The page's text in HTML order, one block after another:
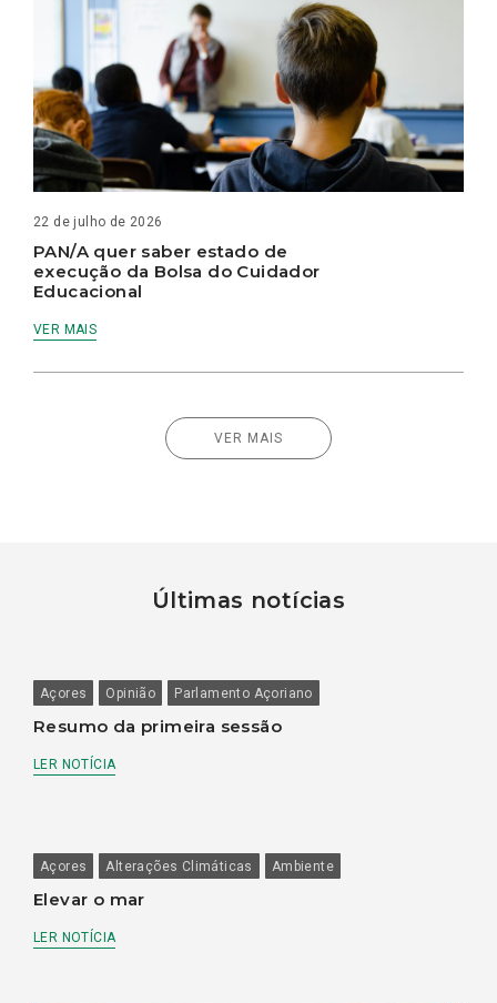
22 de julho de 2026
PAN/A quer saber estado de
execução da Bolsa do Cuidador
Educacional
VER MAIS
VER MAIS
Últimas notícias
Açores Opinião Parlamento Açoriano
Resumo da primeira sessão
LER NOTÍCIA
Açores Alterações Climáticas Ambiente
Elevar o mar
LER NOTÍCIA